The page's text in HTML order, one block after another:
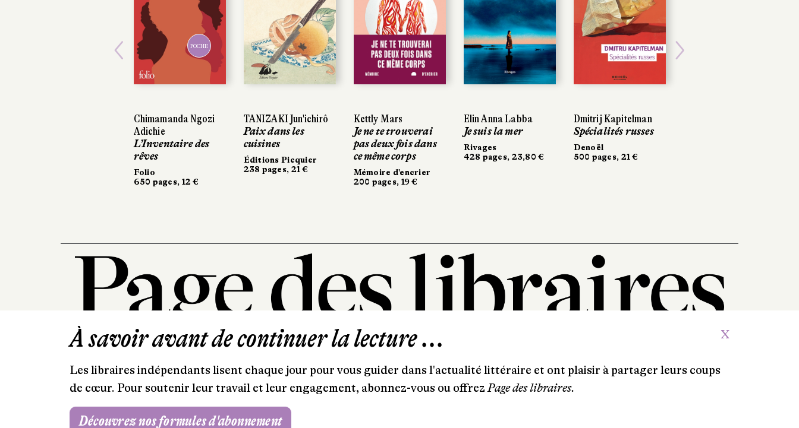
POCHE
Chimamanda Ngozi
Adichie
L’Inventaire des
rêves
Folio
650 pages, 12 €
TANIZAKI Jun'ichirô
Paix dans les
cuisines
Éditions Picquier
238 pages, 21 €
Kettly Mars
Je ne te trouverai
pas deux fois dans
ce même corps
Mémoire d'encrier
200 pages, 19 €
Elin Anna Labba
Je suis la mer
Rivages
428 pages, 23,80 €
Dmitrij Kapitelman
Spécialités russes
Denoël
500 pages, 21 €
TANIZAKI Jun'ichirô
Paix dans les
cuisines
Éditions Picquier
238 pages, 21 €
Kettly Mars
Je ne te trouverai
pas deux fois dans
ce même corps
Mémoire d'encrier
200 pages, 19 €
Elin Anna Labba
Je suis la mer
Rivages
428 pages, 23,80 €
Dmitrij Kapitelman
Spécialités russes
Denoël
500 pages, 21 €
Previous
101, rue Saint-Lazare
T. 01 44 41 97 20
À savoir avant de continuer la lecture ... X
Les libraires indépendants lisent chaque jour pour vous guider dans l'actualité littéraire et ont plaisir à partager leurs coups
de cœur. Pour soutenir leur travail et leur engagement, abonnez-vous ou offrezPage des libraires.
Découvrez nos formules d'abonnement